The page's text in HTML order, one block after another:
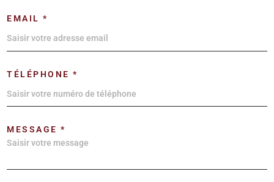
EMAIL *
TÉLÉPHONE *
MESSAGE *